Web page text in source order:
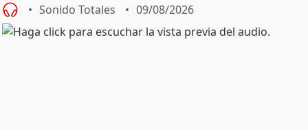
Sonido Totales 09/08/2026